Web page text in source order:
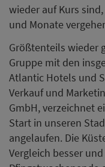
wieder auf Kurs
und Monate
Größtenteils wieder
Gruppe mit den
Atlantic Hotels und
Verkauf und
GmbH, verzeichnet
Start in unseren
angelaufen. Die
Vergleich besser